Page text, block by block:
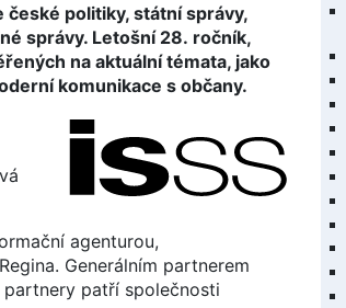
české politiky, státní správy,
správy. Letošní 28. ročník,
na aktuální témata, jako
komunikace s občany.
agenturou,
Generálním partnerem
partnery patří společnosti